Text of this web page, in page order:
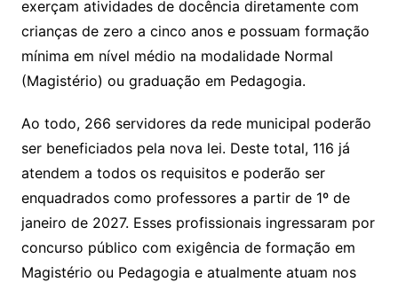
exerçam atividades de docência diretamente com
crianças de zero a cinco anos e possuam formação
mínima em nível médio na modalidade Normal
(Magistério) ou graduação em Pedagogia.
Ao todo, 266 servidores da rede municipal poderão
ser beneficiados pela nova lei. Deste total, 116 já
atendem a todos os requisitos e poderão ser
enquadrados como professores a partir de 1º de
janeiro de 2027. Esses profissionais ingressaram por
concurso público com exigência de formação em
Magistério ou Pedagogia e atualmente atuam nos